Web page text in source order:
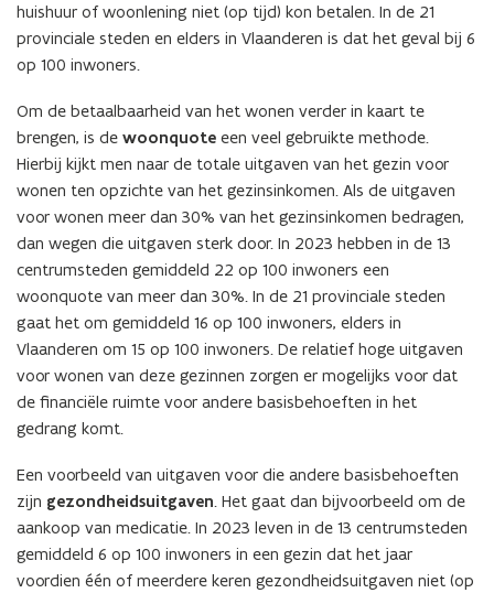
huishuur of woonlening niet (op tijd) kon betalen. In de 21
provinciale steden en elders in Vlaanderen is dat het geval bij 6
op 100 inwoners.
Om de betaalbaarheid van het wonen verder in kaart te
brengen, is de woonquote een veel gebruikte methode.
Hierbij kijkt men naar de totale uitgaven van het gezin voor
wonen ten opzichte van het gezinsinkomen. Als de uitgaven
voor wonen meer dan 30% van het gezinsinkomen bedragen,
dan wegen die uitgaven sterk door. In 2023 hebben in de 13
centrumsteden gemiddeld 22 op 100 inwoners een
woonquote van meer dan 30%. In de 21 provinciale steden
gaat het om gemiddeld 16 op 100 inwoners, elders in
Vlaanderen om 15 op 100 inwoners. De relatief hoge uitgaven
voor wonen van deze gezinnen zorgen er mogelijks voor dat
de financiële ruimte voor andere basisbehoeften in het
gedrang komt.
Een voorbeeld van uitgaven voor die andere basisbehoeften
zijn gezondheidsuitgaven. Het gaat dan bijvoorbeeld om de
aankoop van medicatie. In 2023 leven in de 13 centrumsteden
gemiddeld 6 op 100 inwoners in een gezin dat het jaar
voordien één of meerdere keren gezondheidsuitgaven niet (op